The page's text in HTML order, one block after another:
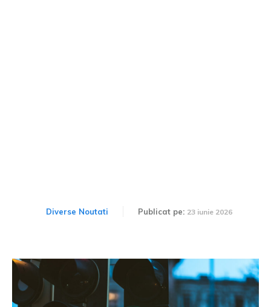
Diverse Noutati Publicat pe: 23 iunie 2026